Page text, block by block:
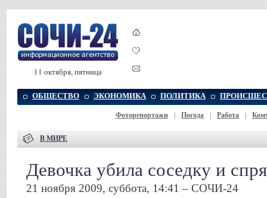
11 октября, пятница
ОБЩЕСТВО ЭКОНОМИКА ПОЛИТИКА
Фоторепортажи Погода Работа
В МИРЕ
Девочка убила соседку и
21 ноября 2009, суббота, 14:41 – СОЧИ-24